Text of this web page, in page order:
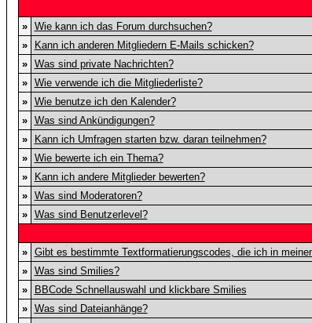
»
Wie kann ich das Forum durchsuchen?
»
Kann ich anderen Mitgliedern E-Mails schicken?
»
Was sind private Nachrichten?
»
Wie verwende ich die Mitgliederliste?
»
Wie benutze ich den Kalender?
»
Was sind Ankündigungen?
»
Kann ich Umfragen starten bzw. daran teilnehmen?
»
Wie bewerte ich ein Thema?
»
Kann ich andere Mitglieder bewerten?
»
Was sind Moderatoren?
»
Was sind Benutzerlevel?
»
Gibt es bestimmte Textformatierungscodes, die ich in
»
Was sind Smilies?
»
BBCode Schnellauswahl und klickbare Smilies
»
Was sind Dateianhänge?